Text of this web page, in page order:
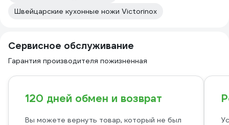
Швейцарские кухонные ножи Victorinox
Сервисное обслуживание
Гарантия производителя пожизненная
120 дней обмен и возврат
Вы можете вернуть товар, который не был